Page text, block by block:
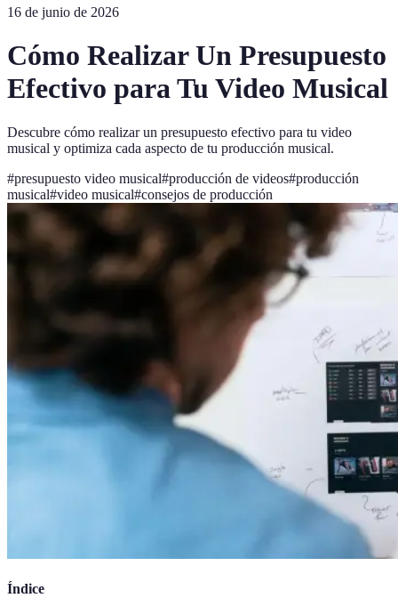
16 de junio de 2026
Cómo Realizar Un Presupuesto
Efectivo para Tu Video Musical
Descubre cómo realizar un presupuesto efectivo para tu video
musical y optimiza cada aspecto de tu producción musical.
#presupuesto video musical#producción de videos#producción
musical#video musical#consejos de producción
Índice